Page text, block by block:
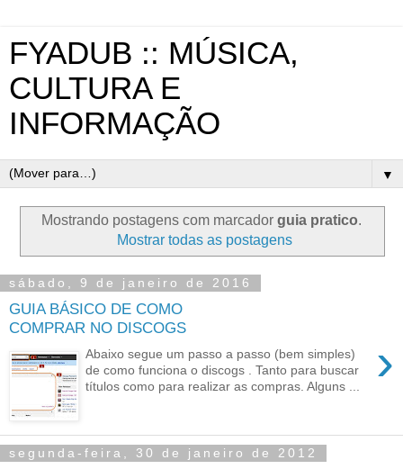
FYADUB :: MÚSICA,
CULTURA E
INFORMAÇÃO
▼
Mostrando postagens com marcador guia pratico.
Mostrar todas as postagens
sábado, 9 de janeiro de 2016
GUIA BÁSICO DE COMO
COMPRAR NO DISCOGS
›
Abaixo segue um passo a passo (bem simples)
de como funciona o discogs . Tanto para buscar
títulos como para realizar as compras. Alguns ...
segunda-feira, 30 de janeiro de 2012